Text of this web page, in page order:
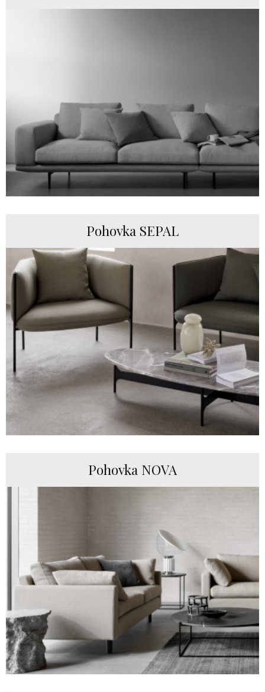
Pohovka SEPAL
Pohovka NOVA